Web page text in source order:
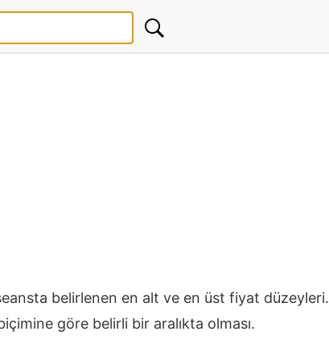
belirlenen en alt ve en üst fiyat düzeyleri.
göre belirli bir aralıkta olması.